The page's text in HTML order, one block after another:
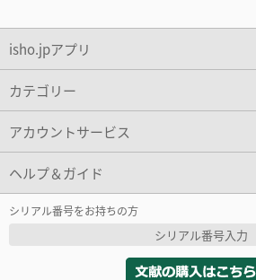
isho.jpアプリ
カテゴリー
アカウントサービス
ヘルプ＆ガイド
シリアル番号をお持ちの方
シリアル番号入力